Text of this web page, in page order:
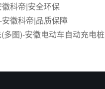
科帝|安全环保
徽科帝|品质保障
多图)-安徽电动车自动充电桩